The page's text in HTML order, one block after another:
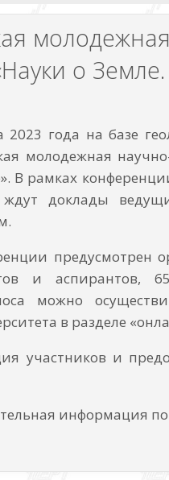
о
года на базе
молодежная
В рамках
ждут доклады
предусмотрен
и аспирантов,
можно
в разделе
участников и
информация